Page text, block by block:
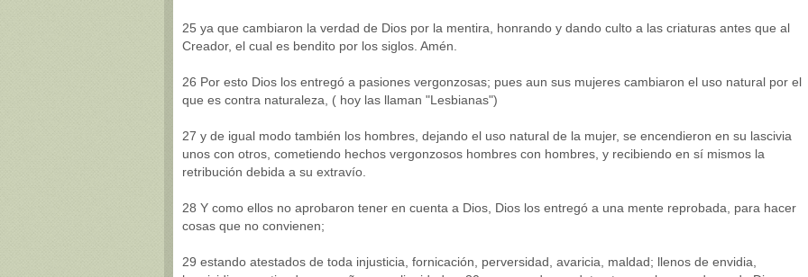
25 ya que cambiaron la verdad de Dios por la mentira, honrando y dando culto a las criaturas antes que al
Creador, el cual es bendito por los siglos. Amén.
26 Por esto Dios los entregó a pasiones vergonzosas; pues aun sus mujeres cambiaron el uso natural por el
que es contra naturaleza, ( hoy las llaman "Lesbianas")
27 y de igual modo también los hombres, dejando el uso natural de la mujer, se encendieron en su lascivia
unos con otros, cometiendo hechos vergonzosos hombres con hombres, y recibiendo en sí mismos la
retribución debida a su extravío.
28 Y como ellos no aprobaron tener en cuenta a Dios, Dios los entregó a una mente reprobada, para hacer
cosas que no convienen;
29 estando atestados de toda injusticia, fornicación, perversidad, avaricia, maldad; llenos de envidia,